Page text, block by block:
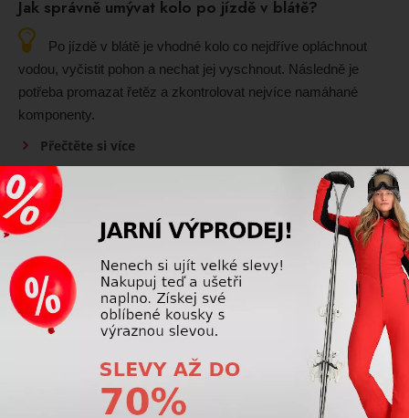
Jak správně umývat kolo po jízdě v blátě?
Po jízdě v blátě je vhodné kolo co nejdříve opláchnout
vodou, vyčistit pohon a nechat jej vyschnout. Následně je
potřeba promazat řetěz a zkontrolovat nejvíce namáhané
komponenty.
Přečtěte si více
SKI DEPOT